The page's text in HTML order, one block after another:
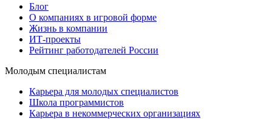
Блог
О компаниях в игровой форме
Жизнь в компании
ИТ-проекты
Рейтинг работодателей России
Молодым специалистам
Карьера для молодых специалистов
Школа программистов
Карьера в некоммерческих организациях